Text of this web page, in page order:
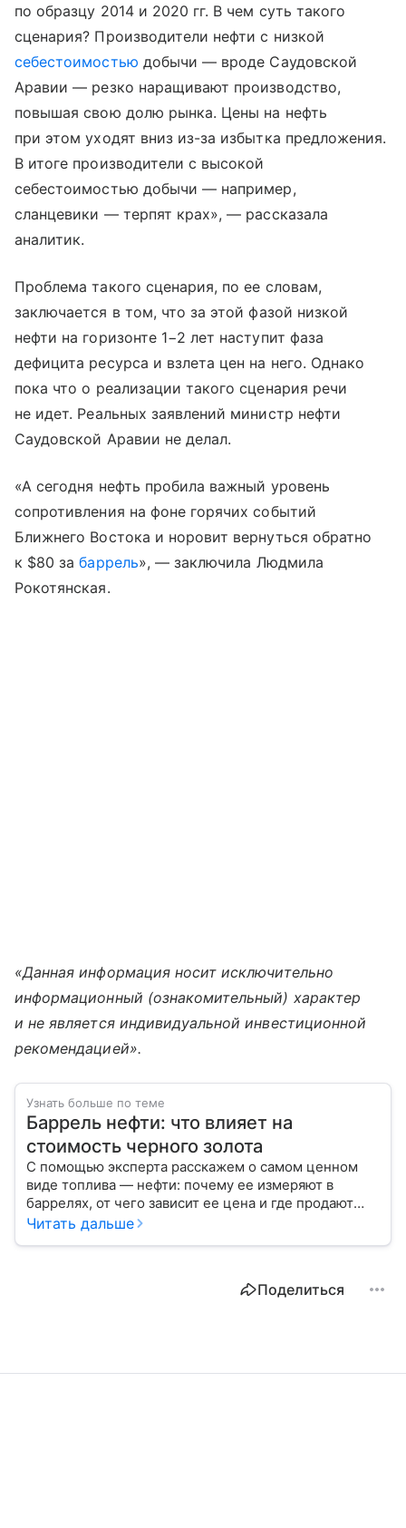
по образцу 2014 и 2020 гг. В чем суть такого
сценария? Производители нефти с низкой
себестоимостью добычи — вроде Саудовской
Аравии — резко наращивают производство,
повышая свою долю рынка. Цены на нефть
при этом уходят вниз из-за избытка предложения.
В итоге производители с высокой
себестоимостью добычи — например,
сланцевики — терпят крах», — рассказала
аналитик.
Проблема такого сценария, по ее словам,
заключается в том, что за этой фазой низкой
нефти на горизонте 1−2 лет наступит фаза
дефицита ресурса и взлета цен на него. Однако
пока что о реализации такого сценария речи
не идет. Реальных заявлений министр нефти
Саудовской Аравии не делал.
«А сегодня нефть пробила важный уровень
сопротивления на фоне горячих событий
Ближнего Востока и норовит вернуться обратно
к $80 забаррель», — заключила Людмила
Рокотянская.
«Данная информация носит исключительно
информационный (ознакомительный) характер
и не является индивидуальной инвестиционной
рекомендацией».
Узнать больше по теме
Баррель нефти: что влияет на
стоимость черного золота
С помощью эксперта расскажем о самом ценном
виде топлива — нефти: почему ее измеряют в
баррелях, от чего зависит ее цена и где продают
сырье.
Читать дальше
Поделиться